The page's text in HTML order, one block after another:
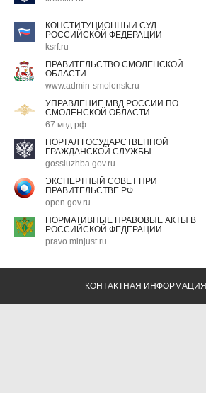
КОНСТИТУЦИОННЫЙ СУД
РОССИЙСКОЙ ФЕДЕРАЦИИ
ksrf.ru
ПРАВИТЕЛЬСТВО СМОЛЕНСКОЙ
ОБЛАСТИ
www.admin-smolensk.ru
УПРАВЛЕНИЕ МВД РОССИИ ПО
СМОЛЕНСКОЙ ОБЛАСТИ
67.мвд.рф
ПОРТАЛ ГОСУДАРСТВЕННОЙ
ГРАЖДАНСКОЙ СЛУЖБЫ
gossluzhba.gov.ru
ЭКСПЕРТНЫЙ СОВЕТ ПРИ
ПРАВИТЕЛЬСТВЕ РФ
open.gov.ru
НОРМАТИВНЫЕ ПРАВОВЫЕ АКТЫ В
РОССИЙСКОЙ ФЕДЕРАЦИИ
pravo.minjust.ru
КОНТАКТНАЯ ИНФОРМАЦИЯ